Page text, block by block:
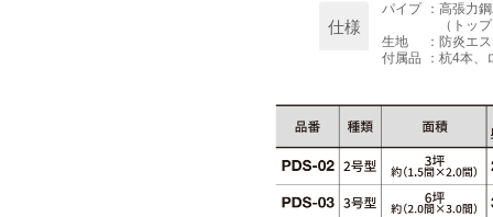
仕様
パイプ ： 高張力
（トッ
生地
： 防炎エ
付属品
： 杭4本、